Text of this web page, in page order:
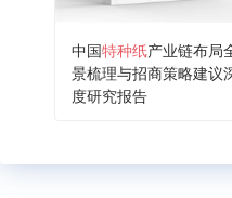
中国特种纸产业链布局
景梳理与招商策略建议
度研究报告